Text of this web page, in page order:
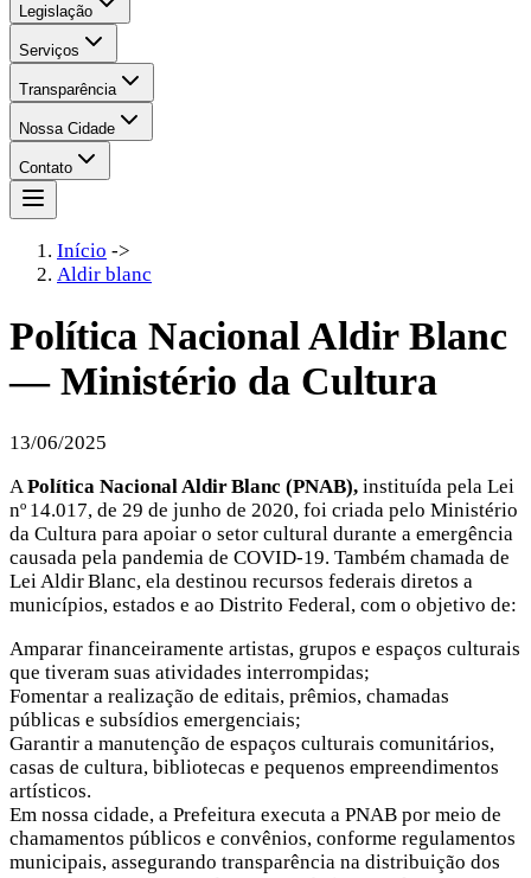
Legislação
Serviços
Transparência
Nossa Cidade
Contato
Início ->
Aldir blanc
Política Nacional Aldir Blanc
— Ministério da Cultura
13/06/2025
A Política Nacional Aldir Blanc (PNAB), instituída pela Lei
nº 14.017, de 29 de junho de 2020, foi criada pelo Ministério
da Cultura para apoiar o setor cultural durante a emergência
causada pela pandemia de COVID‑19. Também chamada de
Lei Aldir Blanc, ela destinou recursos federais diretos a
municípios, estados e ao Distrito Federal, com o objetivo de:
Amparar financeiramente artistas, grupos e espaços culturais
que tiveram suas atividades interrompidas;
Fomentar a realização de editais, prêmios, chamadas
públicas e subsídios emergenciais;
Garantir a manutenção de espaços culturais comunitários,
casas de cultura, bibliotecas e pequenos empreendimentos
artísticos.
Em nossa cidade, a Prefeitura executa a PNAB por meio de
chamamentos públicos e convênios, conforme regulamentos
municipais, assegurando transparência na distribuição dos